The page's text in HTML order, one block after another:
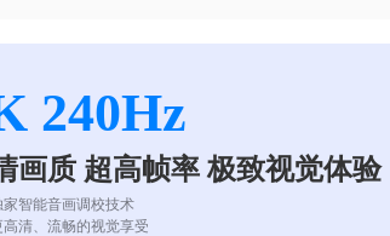
240Hz
画质 超高帧率 极致视觉体验
家智能音画调校技术
清、流畅的视觉享受